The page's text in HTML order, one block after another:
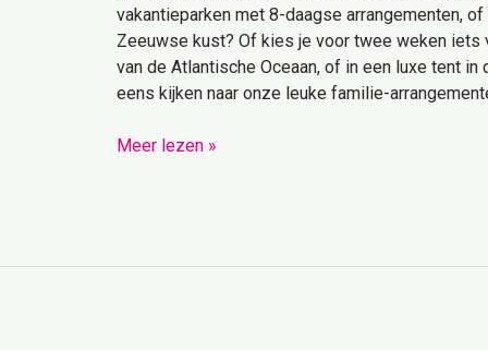
vakantieparken met 8-daagse arrangementen,
Zeeuwse kust? Of kies je voor twee weken iets
van de Atlantische Oceaan, of in een luxe tent
eens kijken naar onze leuke familie-
Meer lezen »